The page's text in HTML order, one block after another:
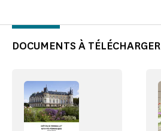
DOCUMENTS À TÉLÉCHARGER